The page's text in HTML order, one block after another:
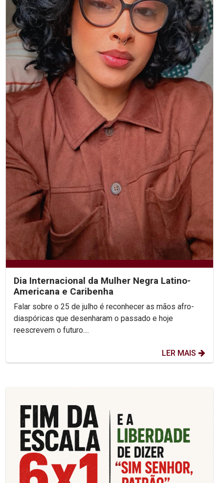
Dia Internacional da Mulher Negra Latino-
Americana e Caribenha
Falar sobre o 25 de julho é reconhecer as mãos afro-
diaspóricas que desenharam o passado e hoje
reescrevem o futuro....
LER MAIS